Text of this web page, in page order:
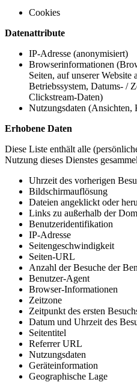
Cookies
Datenattribute
IP-Adresse (anonymisiert)
Browserinformationen
Seiten, auf unserer Website
Betriebssystem, Datums- /
Clickstream-Daten)
Nutzungsdaten (Ansichten,
Erhobene Daten
Diese Liste enthält alle
Nutzung dieses Dienstes
Uhrzeit des vorherigen
Bildschirmauflösung
Dateien angeklickt oder
Links zu außerhalb der
Benutzeridentifikation
IP-Adresse
Seitengeschwindigkeit
Seiten-URL
Anzahl der Besuche der
Benutzer-Agent
Browser-Informationen
Zeitzone
Zeitpunkt des ersten
Datum und Uhrzeit des
Seitentitel
Referrer URL
Nutzungsdaten
Geräteinformation
Geographische Lage